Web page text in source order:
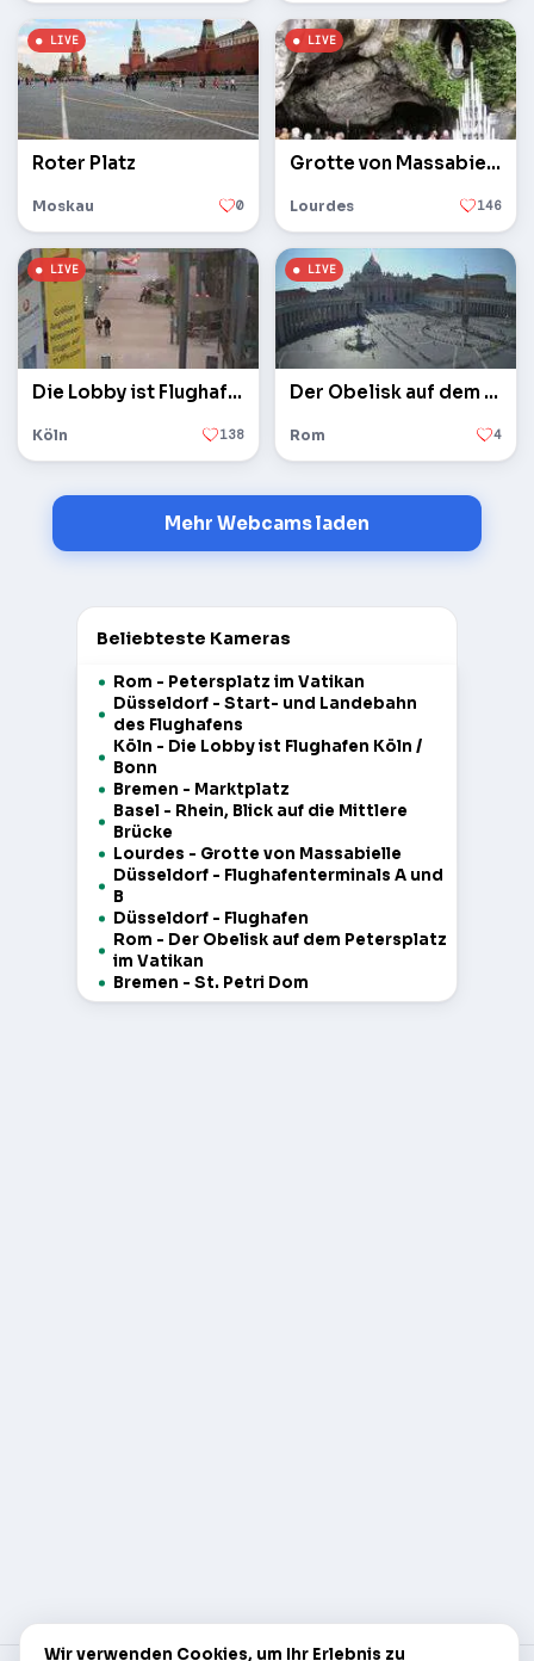
Roter Platz
Moskau 0
Grotte von Massabielle
Lourdes 146
Die Lobby ist Flughafen Köln / Bonn
Köln 138
Der Obelisk auf dem Petersplatz im Vatikan
Rom 4
Mehr Webcams laden
Beliebteste Kameras
Rom - Petersplatz im Vatikan
Düsseldorf - Start- und Landebahn
des Flughafens
Köln - Die Lobby ist Flughafen Köln /
Bonn
Bremen - Marktplatz
Basel - Rhein, Blick auf die Mittlere
Brücke
Lourdes - Grotte von Massabielle
Düsseldorf - Flughafenterminals A und
B
Düsseldorf - Flughafen
Rom - Der Obelisk auf dem Petersplatz
im Vatikan
Bremen - St. Petri Dom
Wir verwenden Cookies, um Ihr Erlebnis zu